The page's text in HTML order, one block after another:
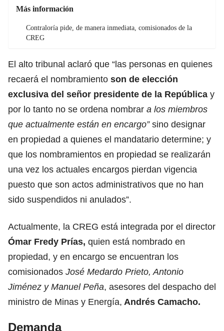
Más información
Contraloría pide, de manera inmediata, comisionados de la
CREG
El alto tribunal aclaró que “las personas en quienes
recaerá el nombramiento son de elección
exclusiva del señor presidente de la República y
por lo tanto no se ordena nombrar a los miembros
que actualmente están en encargo”sino designar
en propiedad a quienes el mandatario determine; y
que los nombramientos en propiedad se realizarán
una vez los actuales encargos pierdan vigencia
puesto que son actos administrativos que no han
sido suspendidos ni anulados”.
Actualmente, la CREG está integrada por el director
Ómar Fredy Prías, quien está nombrado en
propiedad, y en encargo se encuentran los
comisionados José Medardo Prieto, Antonio
Jiménez y Manuel Peña, asesores del despacho del
ministro de Minas y Energía, Andrés Camacho.
Demanda